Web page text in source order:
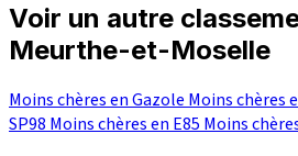
Voir un autre
Meurthe-et-Moselle
Moins chères en Gazole Moins chères
SP98 Moins chères en E85 Moins